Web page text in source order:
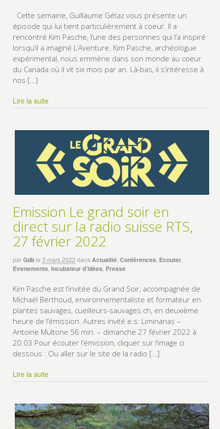
Cette semaine, Guillaume Gétaz vous présente un
épisode qui lui tient particulièrement à coeur. Il a
rencontré Kim Pasche, l’une des personnes qui l’a inspiré
lorsqu’il a imaginé L’Aventure. Kim Pasche, archéologue
expérimental, nous emmène dans son monde au coeur
du Canada où il vit six mois par an. Là-bas, il s’intéresse à
nos […]
Lire la suite
Emission Le grand soir en
direct sur la radio suisse RTS,
27 février 2022
parGdb le 3 mars 2022 dansActualité, Conférences Ecouter,
Evenements Incubateur d’idées Presse
Kim Pasche est l’invitée du Grand Soir, accompagnée de
Michaël Berthoud, environnementaliste et formateur en
plantes sauvages, cueilleurs-sauvages.ch, en deuxième
heure de l’émission. Autres invité.e.s: Liminanas –
Antoine Multone 56 min. – dimanche 27 février 2022 à
20:03 Pour écouter l’émission, cliquer sur l’image ci
dessous : Ou aller sur le site de la radio […]
Lire la suite